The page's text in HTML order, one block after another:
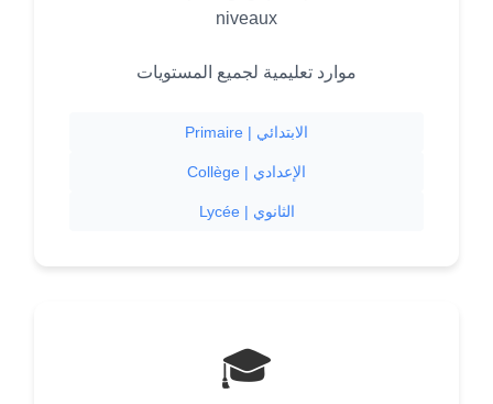
niveaux
موارد تعليمية لجميع المستويات
Primaire | الابتدائي
Collège | الإعدادي
Lycée | الثانوي
🎓